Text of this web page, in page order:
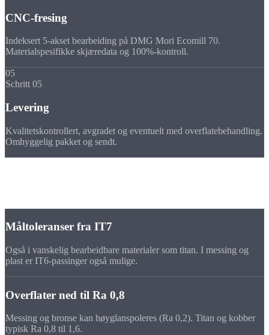
CNC-fresing
Indeksert 5-akset bearbeiding på DMG Mori Ecomill 70.
Materialspesifikke skjæredata og 100%-kontroll.
05
Schritt 05
Levering
Kvalitetskontrollert, avgradet og eventuelt med overflatebehandling.
Omhyggelig pakket og sendt.
Måltoleranser fra IT7
Også i vanskelig bearbeidbare materialer som titan. I messing og
plast er IT6-passinger også mulige.
Overflater ned til Ra 0,8
Messing og bronse kan høyglanspoleres (Ra 0,2). Titan og kobber
typisk Ra 0,8 til 1,6.